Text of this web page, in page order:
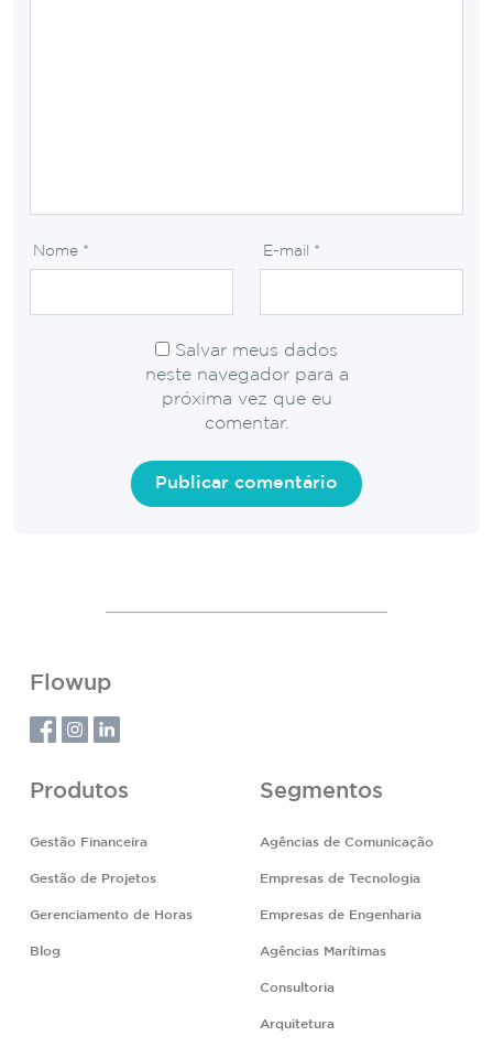
Nome * E-mail *
Salvar meus dados
neste navegador para a
próxima vez que eu
comentar.
Flowup
Produtos
Gestão Financeira
Gestão de Projetos
Gerenciamento de Horas
Blog
Segmentos
Agências de Comunicação
Empresas de Tecnologia
Empresas de Engenharia
Agências Marítimas
Consultoria
Arquitetura